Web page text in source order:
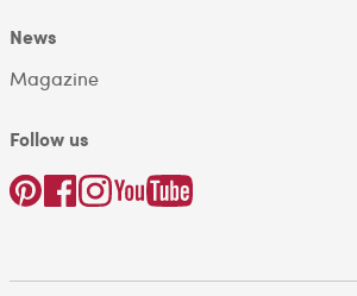
News
Magazine
Follow us